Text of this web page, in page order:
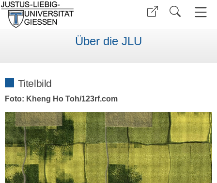
Über die JLU
Titelbild
Foto: Kheng Ho Toh/123rf.com